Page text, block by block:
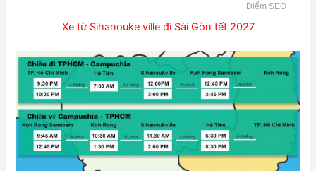
Điểm SEO
Xe từ Sihanouke ville đi Sài Gòn tết 2027